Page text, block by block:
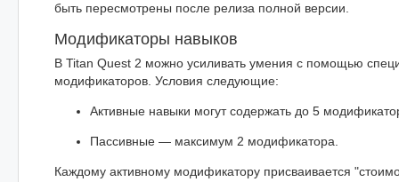
быть пересмотрены после релиза полной версии.
Модификаторы навыков
В Titan Quest 2 можно усиливать умения с помощью
модификаторов. Условия следующие:
Активные навыки могут содержать до 5
Пассивные — максимум 2 модификатора.
Каждому активному модификатору присваивается